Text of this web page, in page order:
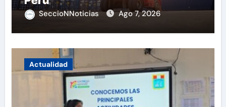
SeccioNNoticias Ago 7, 2026
Actualidad